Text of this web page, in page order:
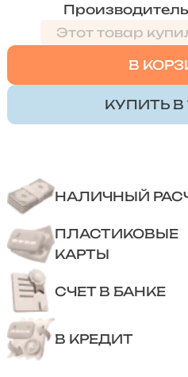
Этот товар
В
КУПИТЬ В
НАЛИЧНЫЙ
ПЛАСТИКОВЫЕ
КАРТЫ
СЧЕТ В БАНКЕ
В КРЕДИТ